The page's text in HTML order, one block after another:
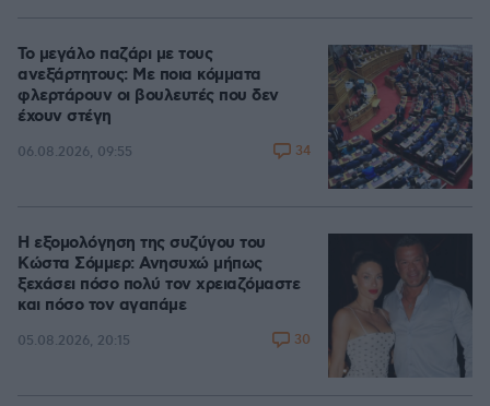
Το μεγάλο παζάρι με τους
ανεξάρτητους: Με ποια κόμματα
φλερτάρουν οι βουλευτές που δεν
έχουν στέγη
06.08.2026, 09:55 34
Η εξομολόγηση της συζύγου του
Κώστα Σόμμερ: Ανησυχώ μήπως
ξεχάσει πόσο πολύ τον χρειαζόμαστε
και πόσο τον αγαπάμε
05.08.2026, 20:15 30